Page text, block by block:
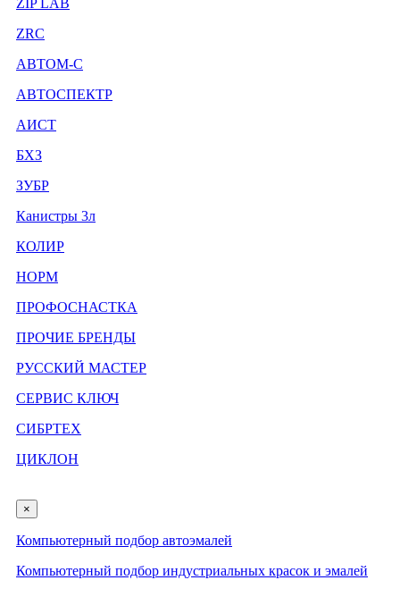
ZIP LAB
ZRC
АВТОМ-С
АВТОСПЕКТР
АИСТ
БХЗ
ЗУБР
Канистры 3л
КОЛИР
НОРМ
ПРОФОСНАСТКА
ПРОЧИЕ БРЕНДЫ
РУССКИЙ МАСТЕР
СЕРВИС КЛЮЧ
СИБРТЕХ
ЦИКЛОН
×
Компьютерный подбор автоэмалей
Компьютерный подбор индустриальных красок и эмалей